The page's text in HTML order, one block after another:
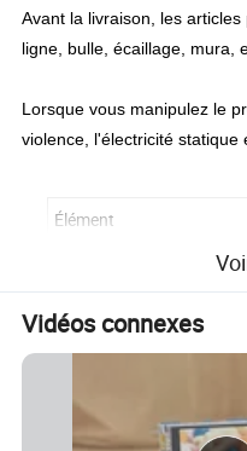
Avant la livraison, les
ligne, bulle, écaillage, mura,
Lorsque vous manipulez le
violence, l'électricité statique
Élément
Zone active
Résolution
Vidéos connexes